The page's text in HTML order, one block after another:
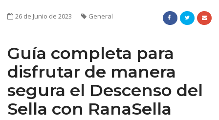
26 de Junio de 2023 General
Guía completa para
disfrutar de manera
segura el Descenso del
Sella con RanaSella